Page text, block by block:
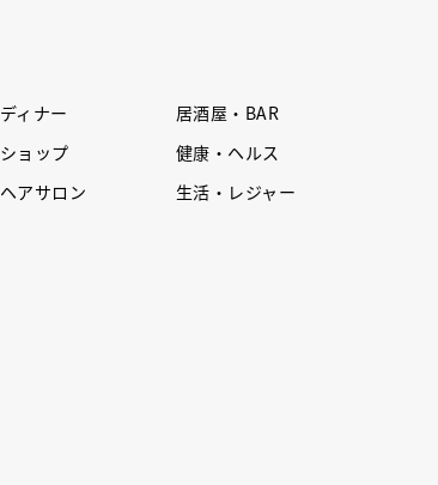
ディナー
居酒屋・BAR
ショップ
健康・ヘルス
ヘアサロン 生活・レジャー